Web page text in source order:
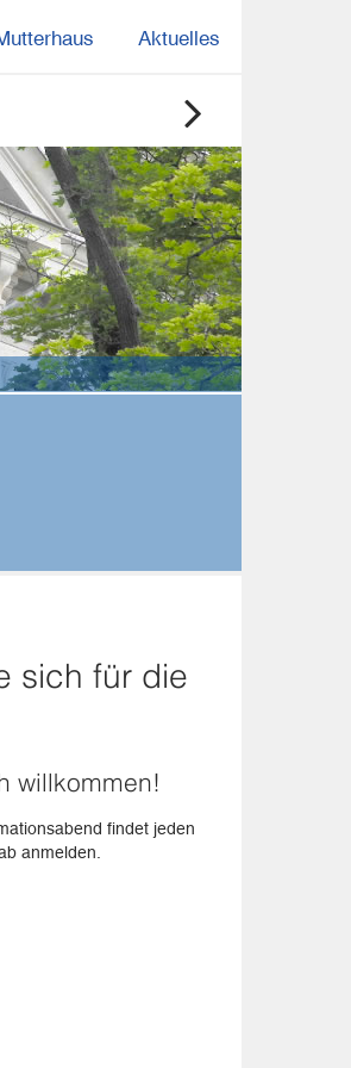
Aktuelles
sich für die
willkommen!
findet jeden
anmelden.